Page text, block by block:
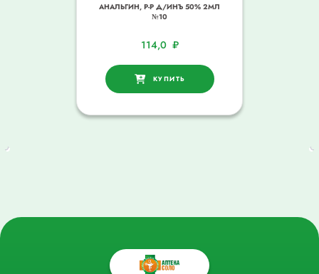
АНАЛЬГИН, Р-Р Д/ИНЪ 50% 2МЛ
№10
114,0 ₽
КУПИТЬ